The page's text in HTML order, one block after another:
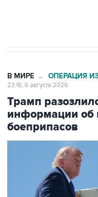
В МИРЕ → ОПЕРАЦИЯ
23:18, 6 августа 2026
Трамп
информации об
боеприпасов